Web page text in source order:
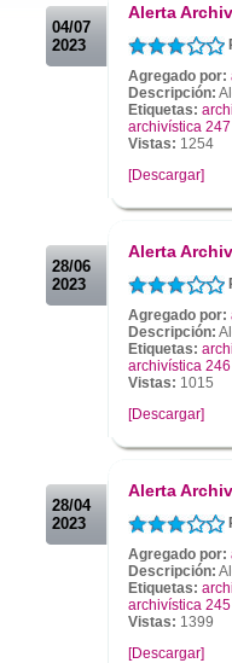
04/07
2023
Alerta
Agregado por:
Descripción:
Etiquetas:
archivística 247
Vistas: 1254
[Descargar]
28/06
2023
Alerta
Agregado por:
Descripción:
Etiquetas:
archivística 246
Vistas: 1015
[Descargar]
28/04
2023
Alerta
Agregado por:
Descripción:
Etiquetas:
archivística 245
Vistas: 1399
[Descargar]